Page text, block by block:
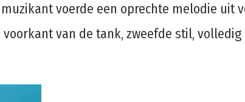
voerde een oprechte melodie uit
van de tank, zweefde stil,